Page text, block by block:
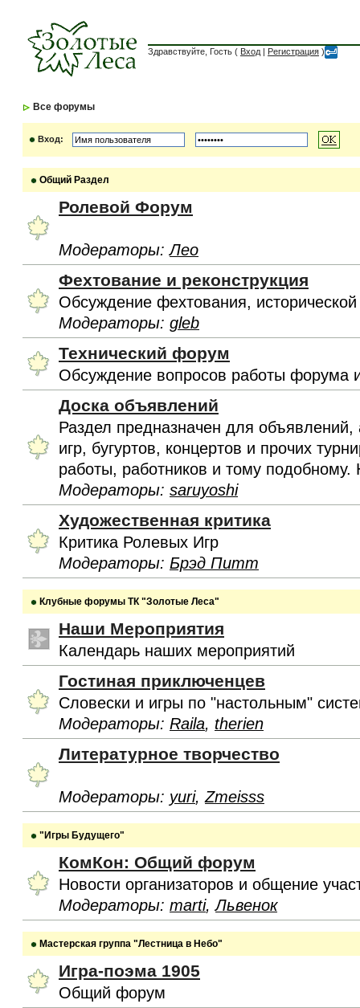
Здравствуйте, Гость ( Вход | Регистрация )
Все форумы
Вход:
Общий Раздел
Ролевой Форум
Модераторы:Лео
Фехтование и реконструкция
Обсуждение фехтования,
Модераторы: gleb
Технический форум
Обсуждение вопросов работы форума
Доска объявлений
Раздел предназначен для
игр, бугуртов, концертов и прочих
работы, работников и тому подобному.
Модераторы: saruyoshi
Художественная критика
Критика Ролевых Игр
Модераторы: Брэд Питт
Клубные форумы ТК "Золотые Леса"
Наши Мероприятия
Календарь наших мероприятий
Гостиная приключенцев
Словески и игры по "настольным"
Модераторы: Raila, therien
Литературное творчество
Модераторы: yuri, Zmeisss
"Игры Будущего"
КомКон: Общий форум
Новости организаторов и общение
Модераторы: marti,Львенок
Мастерская группа "Лестница в Небо"
Игра-поэма 1905
Общий форум